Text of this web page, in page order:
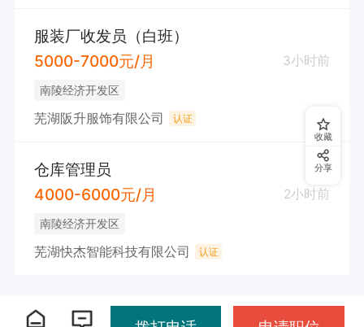
服装厂收发员（白班）
5000-7000元/月
3小时前
南陵经济开发区
芜湖阪升服饰有限公司 认证
仓库管理员
4000-6000元/月
2小时前
南陵经济开发区
芜湖快杰智能科技有限公司 认证
收藏
分享